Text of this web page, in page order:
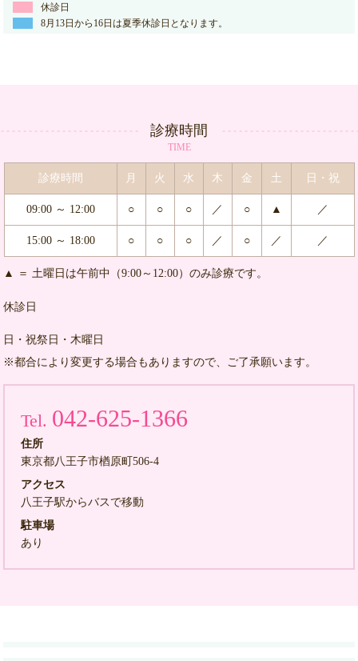
休診日
8月13日から16日は夏季休診日となります。
診療時間
TIME
診療時間 月 火 水 木 金 土 日・祝
09:00 ～ 12:00 ○ ○ ○ ／ ○ ▲ ／
15:00 ～ 18:00 ○ ○ ○ ／ ○ ／ ／
▲ ＝ 土曜日は午前中（9:00～12:00）のみ診療です。
休診日
日・祝祭日・木曜日
※都合により変更する場合もありますので、ご了承願います。
Tel. 042-625-1366
住所
東京都八王子市楢原町506-4
アクセス
八王子駅からバスで移動
駐車場
あり